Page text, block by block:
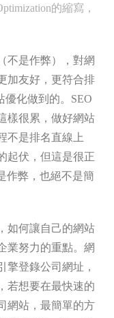
的縮寫，
不是作弊），對網
加友好，更符合排
優化做到的。SEO
樣很累，做好網站
不是排名直線上
起伏，但這是很正
作弊，也絕不是簡
如何讓自己的網站
業努力的重點。網
擎登錄公司網址，
若想要在最快速的
網站，最簡單的方